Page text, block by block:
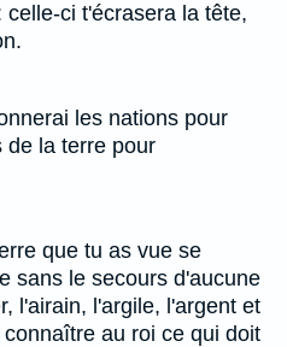
ci t'écrasera la tête,
les nations pour
de la terre pour
que tu as vue se
sans le secours d'aucune
l'airain, l'argile, l'argent et
au roi ce qui doit